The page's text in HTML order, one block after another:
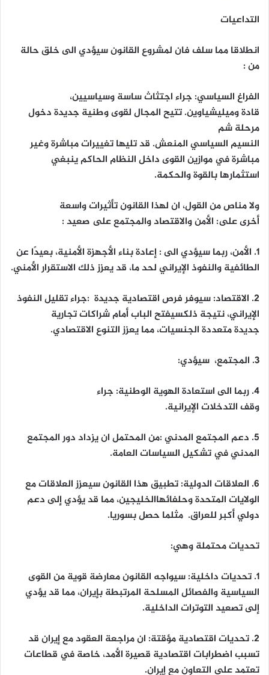
التداعيات
انطلاقا مما سلف فان لمشروع القانون سيؤدي الى خلق حالة
من :
الفراغ السياسي:جراء اجتثاث ساسة وسياسيين،
قادة وميليشياوين. تتيح المجال لقوى وطنية جديدة دخول
مرحلة شم
النسيم السياسي المنعش. قد تليها تغييرات مباشرة وغير
مباشرة في موازين القوى داخل النظام الحاكم ينبغي
استثمارها بالقوة والحكمة.
ولا مناص من القول، ان لهذا القانون تأثيرات واسعة
أخرى على: الأمن والاقتصاد والمجتمع على صعيد :
1. الأمن،ربما سيؤدي الى : إعادة بناء الأجهزة الأمنية، بعيدًا عن
الطائفية والنفوذ الإيراني لحد ما، قد يعزز ذلك الاستقرار الأمني.
2. الاقتصاد:سيوفر فرص اقتصادية جديدة :جراء تقليل النفوذ
الإيراني، نتيجة ذلكسيفتح الباب أمام شراكات تجارية
جديدة متعددة الجنسيات، مما يعزز التنوع الاقتصادي.
3. المجتمع، سيؤدي:
4. ربما الى استعادة الهوية الوطنية: جراء
وقف التدخلات الإيرانية.
5. دعم المجتمع المدني :من المحتمل ان يزداد دور المجتمع
المدني في تشكيل السياسات العامة.
6. العلاقات الدولية: تطبيق هذا القانون سيعزز العلاقات مع
الولايات المتحدة وحلفائهاالخليجين، مما قد يؤدي إلى دعم
دولي أكبر للعراق. مثلما حصل بسوريا.
تحديات محتملةوهي:
1. تحديات داخلية: سيواجه القانون معارضة قوية من القوى
السياسية والفصائل المسلحة المرتبطة بإيران، مما قد يؤدي
إلى تصعيد التوترات الداخلية.
2. تحديات اقتصادية مؤقتة: ان مراجعة العقود مع إيران قد
تسبب اضطرابات اقتصادية قصيرة الأمد، خاصة في قطاعات
تعتمد على التعاون مع إيران.